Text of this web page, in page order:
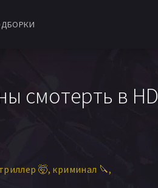
смотерть в HD
🤯 криминал 🔪